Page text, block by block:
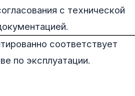
с технической
соответствует
по эксплуатации.